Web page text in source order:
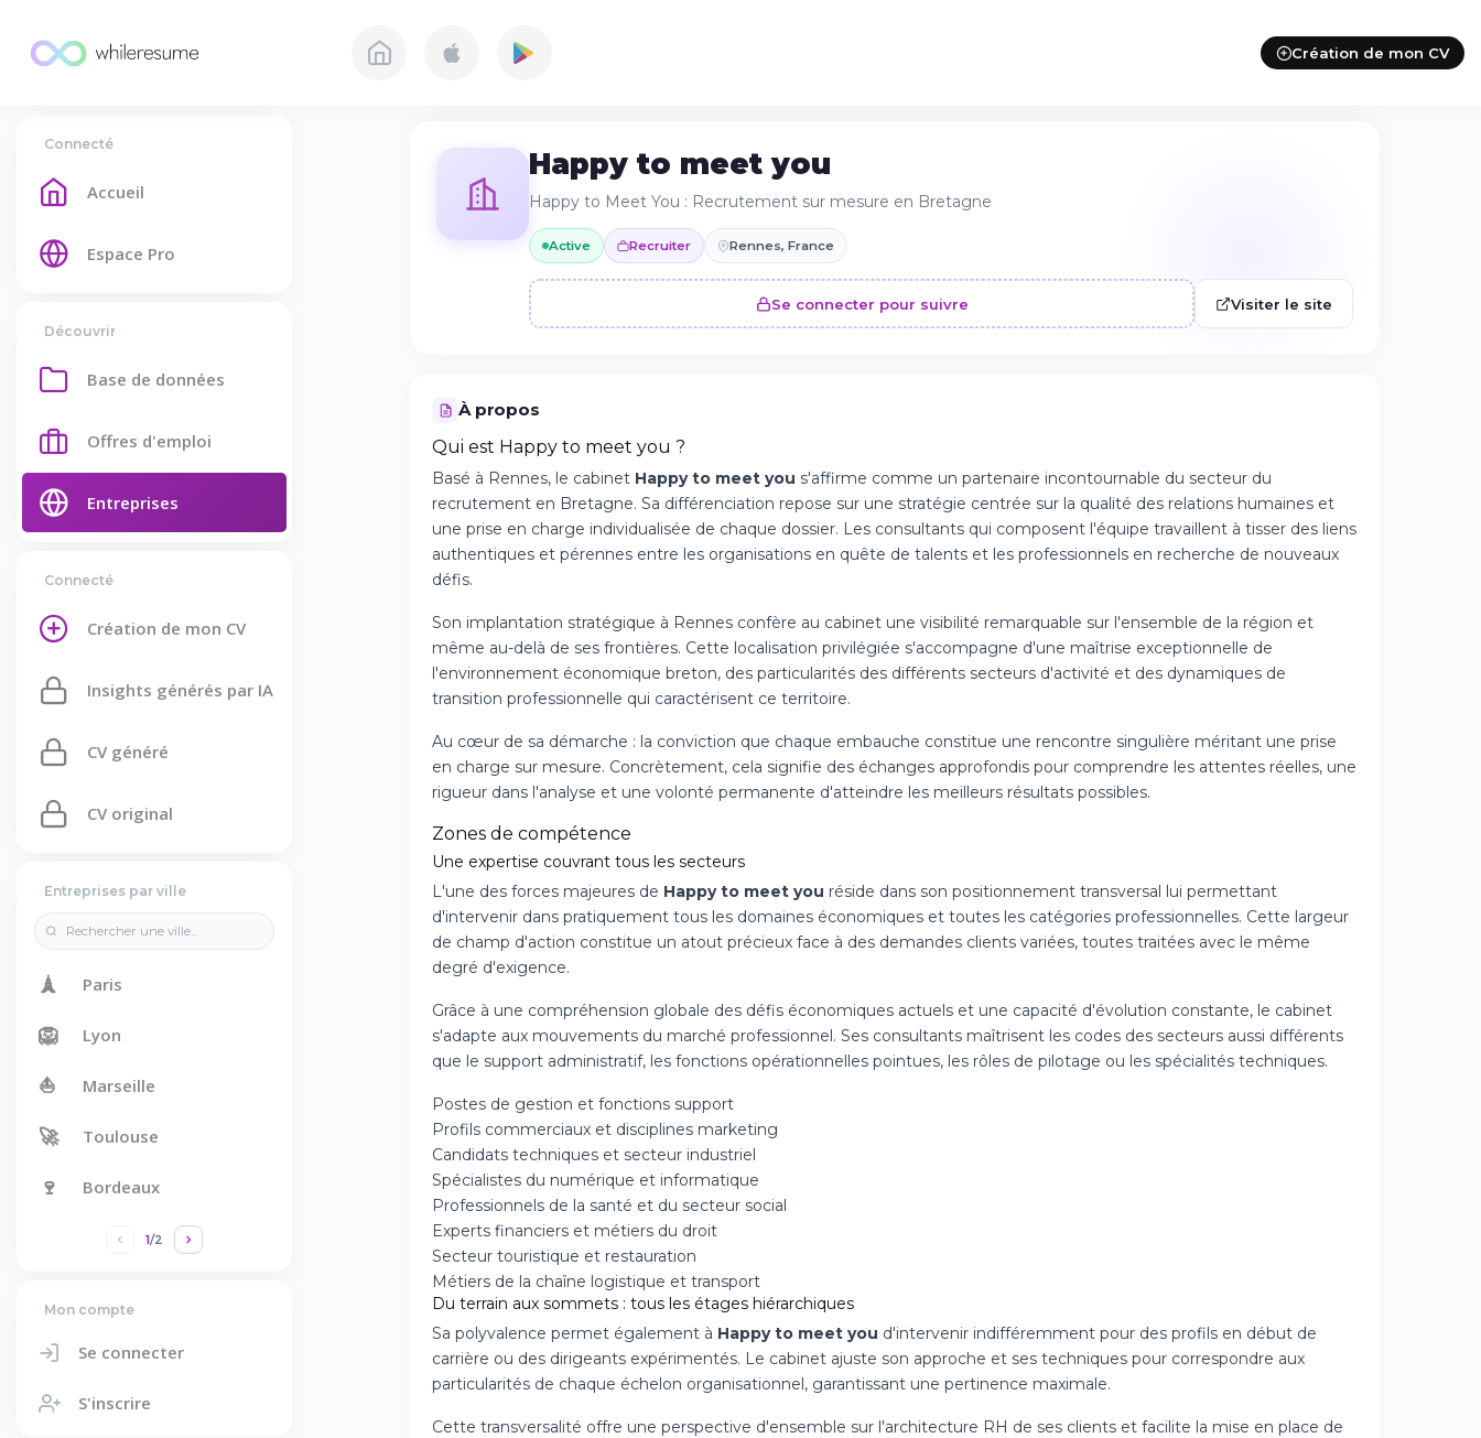
Création de mon CV
Connecté
Accueil
Espace Pro
Découvrir
Base de données
Offres d'emploi
Entreprises
Connecté
Création de mon CV
Insights générés par IA
CV généré
CV original
Entreprises par ville
🗼 Paris
🦁 Lyon
⛵ Marseille
🚀 Toulouse
🍷 Bordeaux
1/2
Mon compte
Se connecter
S'inscrire
Happy to meet you
Happy to Meet You : Recrutement sur mesure en Bretagne
Active Recruiter Rennes, France
Se connecter pour suivre Visiter le site
À propos
Qui est Happy to meet you ?
Basé à Rennes, le cabinet Happy to meet you s'affirme comme un partenaire incontournable du secteur du
recrutement en Bretagne. Sa différenciation repose sur une stratégie centrée sur la qualité des relations humaines et
une prise en charge individualisée de chaque dossier. Les consultants qui composent l'équipe travaillent à tisser des liens
authentiques et pérennes entre les organisations en quête de talents et les professionnels en recherche de nouveaux
défis.
Son implantation stratégique à Rennes confère au cabinet une visibilité remarquable sur l'ensemble de la région et
même au-delà de ses frontières. Cette localisation privilégiée s'accompagne d'une maîtrise exceptionnelle de
l'environnement économique breton, des particularités des différents secteurs d'activité et des dynamiques de
transition professionnelle qui caractérisent ce territoire.
Au cœur de sa démarche : la conviction que chaque embauche constitue une rencontre singulière méritant une prise
en charge sur mesure. Concrètement, cela signifie des échanges approfondis pour comprendre les attentes réelles, une
rigueur dans l'analyse et une volonté permanente d'atteindre les meilleurs résultats possibles.
Zones de compétence
Une expertise couvrant tous les secteurs
L'une des forces majeures de Happy to meet you réside dans son positionnement transversal lui permettant
d'intervenir dans pratiquement tous les domaines économiques et toutes les catégories professionnelles. Cette largeur
de champ d'action constitue un atout précieux face à des demandes clients variées, toutes traitées avec le même
degré d'exigence.
Grâce à une compréhension globale des défis économiques actuels et une capacité d'évolution constante, le cabinet
s'adapte aux mouvements du marché professionnel. Ses consultants maîtrisent les codes des secteurs aussi différents
que le support administratif, les fonctions opérationnelles pointues, les rôles de pilotage ou les spécialités techniques.
Postes de gestion et fonctions support
Profils commerciaux et disciplines marketing
Candidats techniques et secteur industriel
Spécialistes du numérique et informatique
Professionnels de la santé et du secteur social
Experts financiers et métiers du droit
Secteur touristique et restauration
Métiers de la chaîne logistique et transport
Du terrain aux sommets : tous les étages hiérarchiques
Sa polyvalence permet également à Happy to meet you d'intervenir indifféremment pour des profils en début de
carrière ou des dirigeants expérimentés. Le cabinet ajuste son approche et ses techniques pour correspondre aux
particularités de chaque échelon organisationnel, garantissant une pertinence maximale.
Cette transversalité offre une perspective d'ensemble sur l'architecture RH de ses clients et facilite la mise en place de